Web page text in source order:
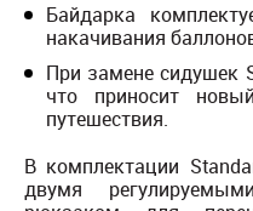
Байдарка
накачивания
При замене сидушек
что приносит
путешествия.
В комплектации
двумя